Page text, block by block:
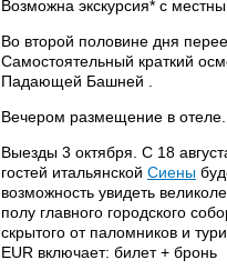
Возможна экскурсия* с
Во второй половине дня
Самостоятельный краткий
Падающей Башней .
Вечером размещение в отеле.
Выезды 3 октября. С 18
гостей итальянской Сиены
возможность увидеть
полу главного городского
скрытого от паломников и
EUR включает: билет + бронь